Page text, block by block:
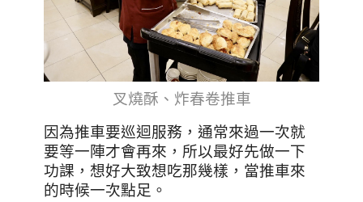
叉燒酥、炸春卷推車
因為推車要巡迴服務，通常來過一次就
要等一陣才會再來，所以最好先做一下
功課，想好大致想吃那幾樣，當推車來
的時候一次點足。